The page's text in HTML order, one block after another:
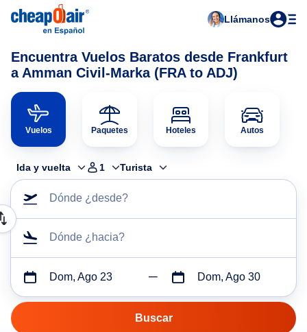
Llámanos
Encuentra Vuelos Baratos desde Frankfurt
a Amman Civil-Marka (FRA to ADJ)
Vuelos Paquetes Hoteles Autos
Ida y vuelta 1 Turista
Dónde ¿desde?
Dónde ¿hacia?
Dom, Ago 23 Dom, Ago 30